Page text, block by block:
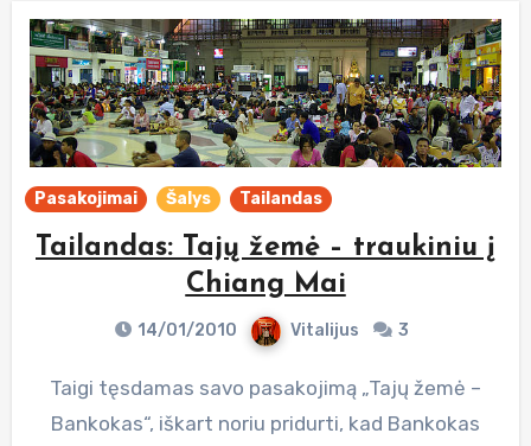
Pasakojimai Šalys Tailandas
Tailandas: Tajų žemė – traukiniu į
Chiang Mai
14/01/2010 Vitalijus 3
Taigi tęsdamas savo pasakojimą „Tajų žemė –
Bankokas“, iškart noriu pridurti, kad Bankokas